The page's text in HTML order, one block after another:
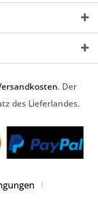
. Der
des Lieferlandes.